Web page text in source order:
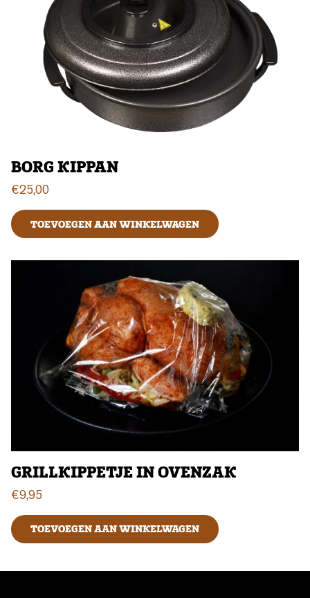
BORG KIPPAN
€25,00
TOEVOEGEN AAN WINKELWAGEN
GRILLKIPPETJE IN OVENZAK
€9,95
TOEVOEGEN AAN WINKELWAGEN